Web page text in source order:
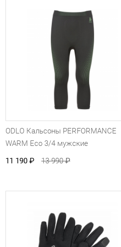
ODLO Кальсоны PERFORMANCE
WARM Eco 3/4 мужские
11 190 ₽ 13 990₽